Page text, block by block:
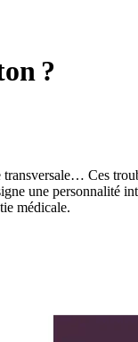
?
Ces
une personnalité
médicale.